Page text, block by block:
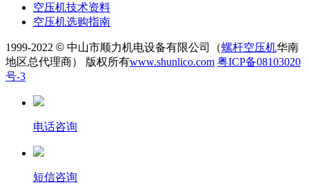
空压机技术资料
空压机选购指南
1999-2022 © 中山市顺力机电设备有限公司（螺杆空压机华南
地区总代理商） 版权所有www.shunlico.com 粤ICP备08103020
号-3
电话咨询
短信咨询